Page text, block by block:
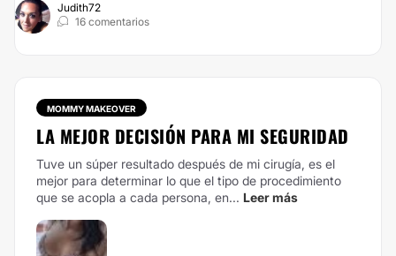
Judith72
16 comentarios
MOMMY MAKEOVER
LA MEJOR DECISIÓN PARA MI SEGURIDAD
Tuve un súper resultado después de mi cirugía, es el
mejor para determinar lo que el tipo de procedimiento
que se acopla a cada persona, en... Leer más